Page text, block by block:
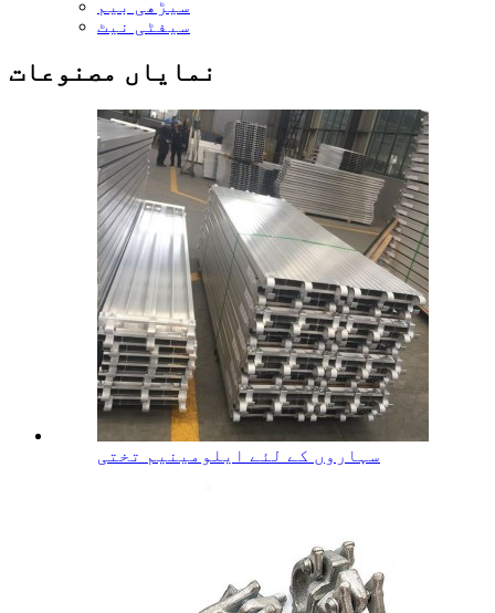
سیڑھی بیم
سیفٹی نیٹ
نمایاں مصنوعات
سہاروں کے لئے ایلومینیم تختی